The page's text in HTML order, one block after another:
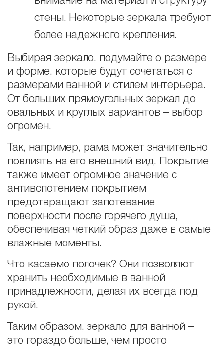
стены. Некоторые зеркала требуют
более надежного крепления.
Выбирая зеркало, подумайте о размере
и форме, которые будут сочетаться с
размерами ванной и стилем интерьера.
От больших прямоугольных зеркал до
овальных и круглых вариантов – выбор
огромен.
Так, например, рама может значительно
повлиять на его внешний вид. Покрытие
также имеет огромное значение с
антивспотением покрытием
предотвращают запотевание
поверхности после горячего душа,
обеспечивая четкий образ даже в самые
влажные моменты.
Что касаемо полочек? Они позволяют
хранить необходимые в ванной
принадлежности, делая их всегда под
рукой.
Таким образом, зеркало для ванной –
это гораздо больше, чем просто